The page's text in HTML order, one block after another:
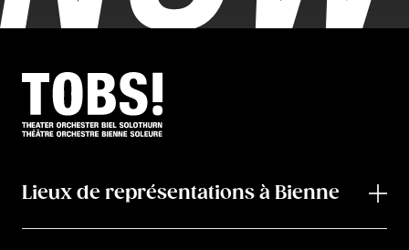
Lieux de représentations à Bienne